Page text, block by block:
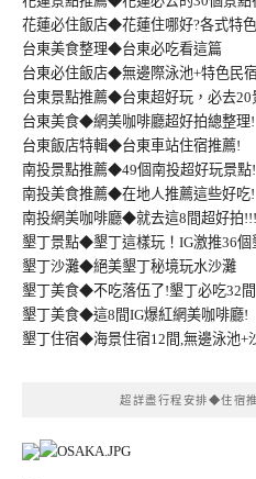
花蓮必住飯店◆花蓮住哪好?各式特
台東美食整理◆台東必吃看這篇
台東必住飯店◆無邊際泳池+特色民
台東景點推薦◆台東超好玩，必去20
台東美食◆網美咖啡廳超好拍總整理!
台東飯店特輯◆台東車站住宿推薦!
南投景點推薦◆49個南投超好玩景點!
南投美食推薦◆在地人推薦這些好吃!
南投網美咖啡廳◆就去這8間超好拍!!!
墾丁景點◆墾丁這樣玩！IG激推36個
墾丁沙灘◆絕美墾丁秘境玩水沙灘
墾丁美食◆不吃落伍了!墾丁必吃32
墾丁美食◆這8間IG爆紅網美咖啡廳!
墾丁住宿◆海景住宿12間,無邊泳池+
超詳盡行程安排◆住宿